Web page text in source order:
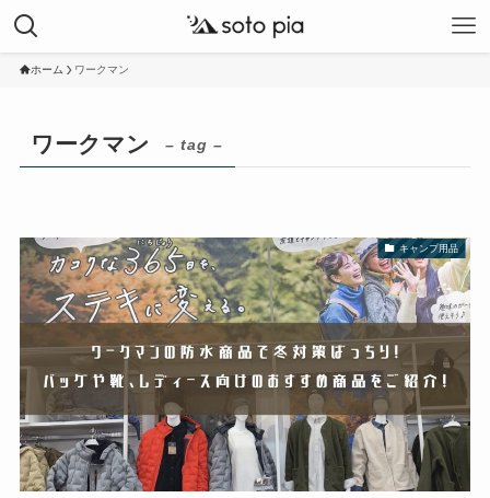
ホーム ワークマン
ワークマン – tag –
キャンプ用品